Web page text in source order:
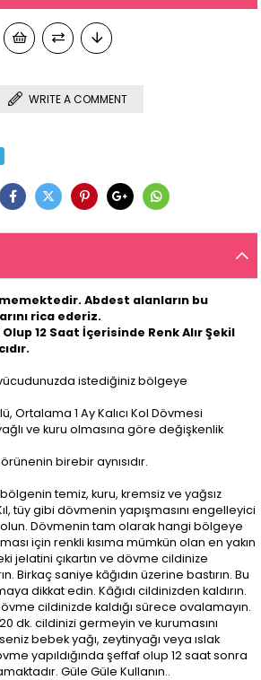
WRITE A COMMENT
Abdest alanların bu
rica ederiz.
Olup 12 Saat İçerisinde Renk Alır Şekil
istediğiniz bölgeye
Ortalama 1 Ay Kalıcı Kol Dövmesi
ve kuru olmasına göre değişkenlik
birebir aynısıdır.
temiz, kuru, kremsiz ve yağsız
tüy gibi dövmenin yapışmasını engelleyici
Dövmenin tam olarak hangi bölgeye
için renkli kısıma mümkün olan en yakın
jelatini çıkartın ve dövme cildinize
Birkaç saniye kâğıdın üzerine bastırın. Bu
dikkat edin. Kâğıdı cildinizden kaldırın.
cildinizde kaldığı sürece ovalamayın.
dk. cildinizi germeyin ve kurumasını
bebek yağı, zeytinyağı veya ıslak
yapıldığında şeffaf olup 12 saat sonra
Güle Güle Kullanın..